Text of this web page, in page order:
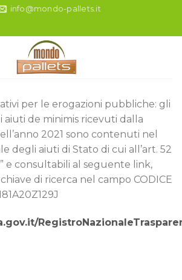
info@mondo-pallets.it
per le erogazioni pubbliche: gli
aiuti de minimis ricevuti dalla
2021 sono contenuti nel
degli aiuti di Stato di cui all’art. 52
e consultabili al seguente link,
di ricerca nel campo CODICE